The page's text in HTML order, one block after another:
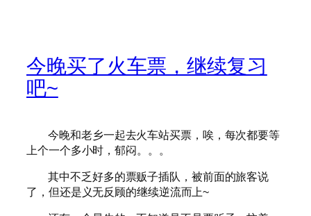
今晚买了火车票，继续复习
吧~
今晚和老乡一起去火车站买票，唉，每次都要等
上个一个多小时，郁闷。。。
其中不乏好多的票贩子插队，被前面的旅客说
了，但还是义无反顾的继续逆流而上~